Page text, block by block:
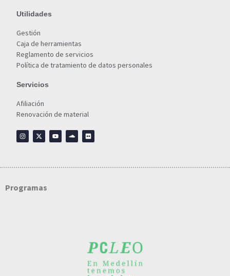
Utilidades
Gestión
Caja de herramientas
Reglamento de servicios
Política de tratamiento de datos personales
Servicios
Afiliación
Renovación de material
Programas